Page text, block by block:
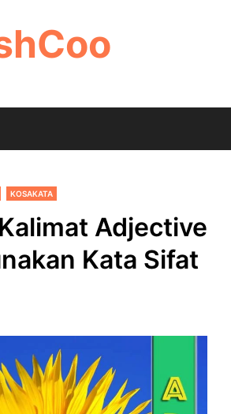
KOSAKATA
Adjective
Kata Sifat